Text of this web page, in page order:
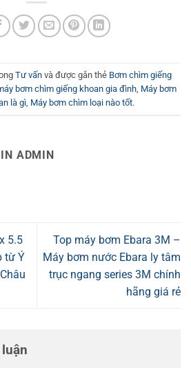
Tư vấnvà được gắn thẻ Bơm chìm giếng
bơm chìm giếng khoan gia đình Máy bơm
là gì, Máy bơm chìm loại nào tốt.
ADMIN
5.5
từ Ý
Top máy bơm Ebara 3M –
Máy bơm nước Ebara ly tâm
trục ngang series 3M chính
hãng giá rẻ